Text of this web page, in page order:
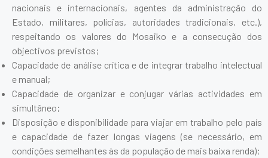
nacionais e internacionais, agentes da administração do
Estado, militares, polícias, autoridades tradicionais, etc.),
respeitando os valores do Mosaiko e a consecução dos
objectivos previstos;
Capacidade de análise crítica e de integrar trabalho intelectual
e manual;
Capacidade de organizar e conjugar várias actividades em
simultâneo;
Disposição e disponibilidade para viajar em trabalho pelo país
e capacidade de fazer longas viagens (se necessário, em
condições semelhantes às da população de mais baixa renda);